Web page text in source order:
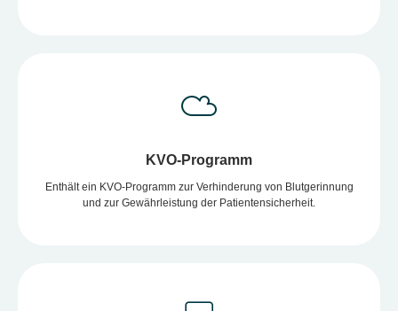
KVO-Programm
Enthält ein KVO-Programm zur Verhinderung von Blutgerinnung
und zur Gewährleistung der Patientensicherheit.